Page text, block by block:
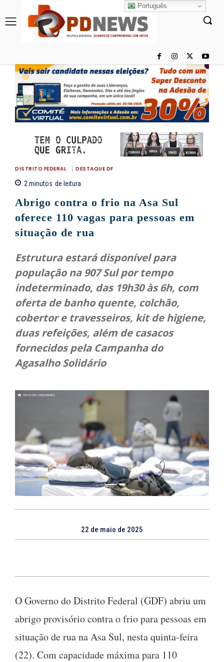
DISTRITO FEDERAL DESTAQUE DF
2minutos de leitura
Abrigo contra o frio na Asa Sul
oferece 110 vagas para pessoas em
situação de rua
Estrutura estará disponível para
população na 907 Sul por tempo
indeterminado, das 19h30 às 6h, com
oferta de banho quente, colchão,
cobertor e travesseiros, kit de higiene,
duas refeições, além de casacos
fornecidos pela Campanha do
Agasalho Solidário
22 de maio de 2025
O Governo do Distrito Federal (GDF) abriu um
abrigo provisório contra o frio para pessoas em
situação de rua na Asa Sul, nesta quinta-feira
(22). Com capacidade máxima para 110
Português